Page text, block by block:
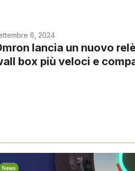
6, 2024
lancia un nuovo
box più veloci e
News